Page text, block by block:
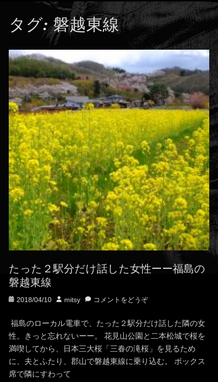
タグ:磐越東線
たった２駅分だけ話した女性ーー福島の
磐越東線
投
日
2018/04/10
投
者
mitsy コメントをどうぞ
福島のローカル電車で、たった２駅分だけ話した隣の女
性。きっと忘れないーー。 花見山公園と二本松城で桜を
満喫してから、日本三大桜「三春の滝桜」を見るため
に、夫とふたり、郡山で磐越東線に乗り込む。 ボックス
席で隣にすわって